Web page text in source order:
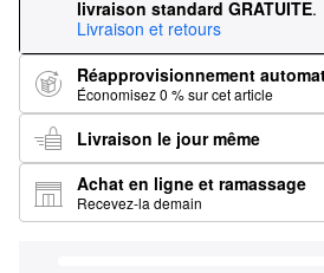
livraison standard GRATUITE.
Livraison et retours
Réapprovisionnement
Économisez 0 % sur cet article
Livraison le jour même
Achat en ligne et ramassage
Recevez-la demain